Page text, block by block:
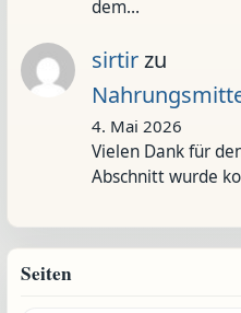
dem…
sirtirzu
4. Mai 2026
Vielen Dank für
Abschnitt wurde
Seiten